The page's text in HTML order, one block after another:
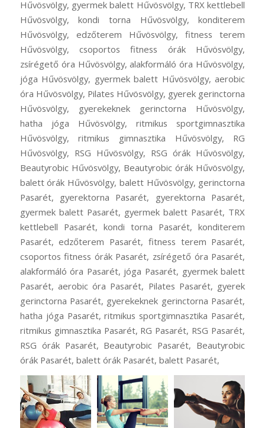
Hűvösvölgy, gyermek balett Hűvösvölgy, TRX kettlebell
Hűvösvölgy, kondi torna Hűvösvölgy, konditerem
Hűvösvölgy, edzőterem Hűvösvölgy, fitness terem
Hűvösvölgy, csoportos fitness órák Hűvösvölgy,
zsírégető óra Hűvösvölgy, alakformáló óra Hűvösvölgy,
jóga Hűvösvölgy, gyermek balett Hűvösvölgy, aerobic
óra Hűvösvölgy, Pilates Hűvösvölgy, gyerek gerinctorna
Hűvösvölgy, gyerekeknek gerinctorna Hűvösvölgy,
hatha jóga Hűvösvölgy, ritmikus sportgimnasztika
Hűvösvölgy, ritmikus gimnasztika Hűvösvölgy, RG
Hűvösvölgy, RSG Hűvösvölgy, RSG órák Hűvösvölgy,
Beautyrobic Hűvösvölgy, Beautyrobic órák Hűvösvölgy,
balett órák Hűvösvölgy, balett Hűvösvölgy, gerinctorna
Pasarét, gyerektorna Pasarét, gyerektorna Pasarét,
gyermek balett Pasarét, gyermek balett Pasarét, TRX
kettlebell Pasarét, kondi torna Pasarét, konditerem
Pasarét, edzőterem Pasarét, fitness terem Pasarét,
csoportos fitness órák Pasarét, zsírégető óra Pasarét,
alakformáló óra Pasarét, jóga Pasarét, gyermek balett
Pasarét, aerobic óra Pasarét, Pilates Pasarét, gyerek
gerinctorna Pasarét, gyerekeknek gerinctorna Pasarét,
hatha jóga Pasarét, ritmikus sportgimnasztika Pasarét,
ritmikus gimnasztika Pasarét, RG Pasarét, RSG Pasarét,
RSG órák Pasarét, Beautyrobic Pasarét, Beautyrobic
órák Pasarét, balett órák Pasarét, balett Pasarét,